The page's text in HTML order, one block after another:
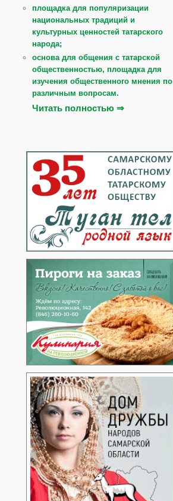
площадка для популяризации
национальных традиций и
культурных ценностей татарского
народа;
основа для общения с татарской
общественностью, площадка для
изучения общественного мнения по
различным вопросам.
Читать полностью ⇒